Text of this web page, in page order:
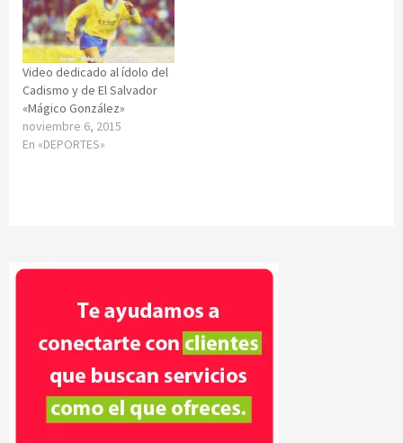
Video dedicado al ídolo del
Cadismo y de El Salvador
«Mágico González»
noviembre 6, 2015
En «DEPORTES»